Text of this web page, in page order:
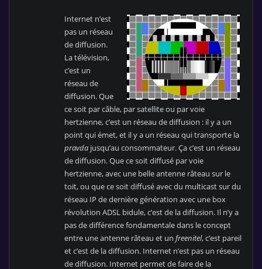
Internet n’est
pas un réseau
de diffusion.
La télévision,
c’est un
réseau de
diffusion. Que
ce soit par câble, par satellite ou par voie
hertzienne, c’est un réseau de diffusion : il y a un
point qui émet, et il y a un réseau qui transporte la
pravda jusqu’au consommateur. Ça c’est un réseau
de diffusion. Que ce soit diffusé par voie
hertzienne, avec une belle antenne râteau sur le
toit, ou que ce soit diffusé avec du multicast sur du
réseau IP de dernière génération avec une box
révolution ADSL bidule, c’est de la diffusion. Il n’y a
pas de différence fondamentale dans le concept
entre une antenne râteau et unfreenitel, c’est pareil
et c’est de la diffusion. Internet n’est pas un réseau
de diffusion. Internet permet de faire de la